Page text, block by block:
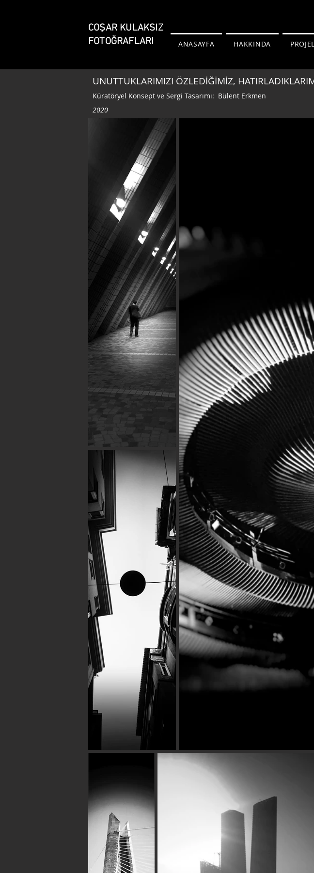
COŞAR KULAKSIZ
FOTOĞRAFLARI
ANASAYFA HAKKINDA
UNUTTUKLARIMIZI ÖZLEDİĞİMİZ,
Küratöryel Konsept ve Sergi Tasarımı: Bülent Erkmen
2020